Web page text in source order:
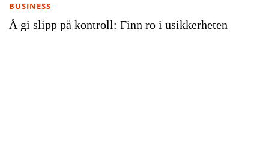
Å gi slipp på kontroll: Finn ro i usikkerheten
BUSINESS